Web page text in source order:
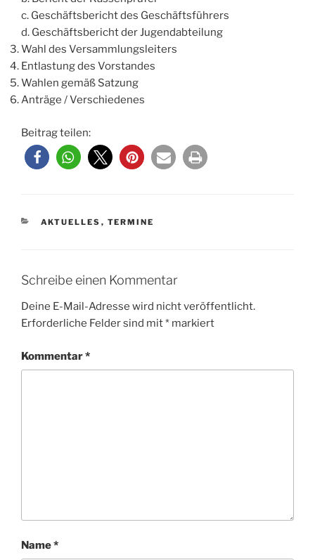
c. Geschäftsbericht des Geschäftsführers
d. Geschäftsbericht der Jugendabteilung
Wahl des Versammlungsleiters
Entlastung des Vorstandes
Wahlen gemäß Satzung
Anträge / Verschiedenes
Beitrag teilen:
KATEGORIEN
AKTUELLES , TERMINE
Schreibe einen Kommentar
Deine E-Mail-Adresse wird nicht veröffentlicht.
Erforderliche Felder sind mit* markiert
Kommentar*
Name*